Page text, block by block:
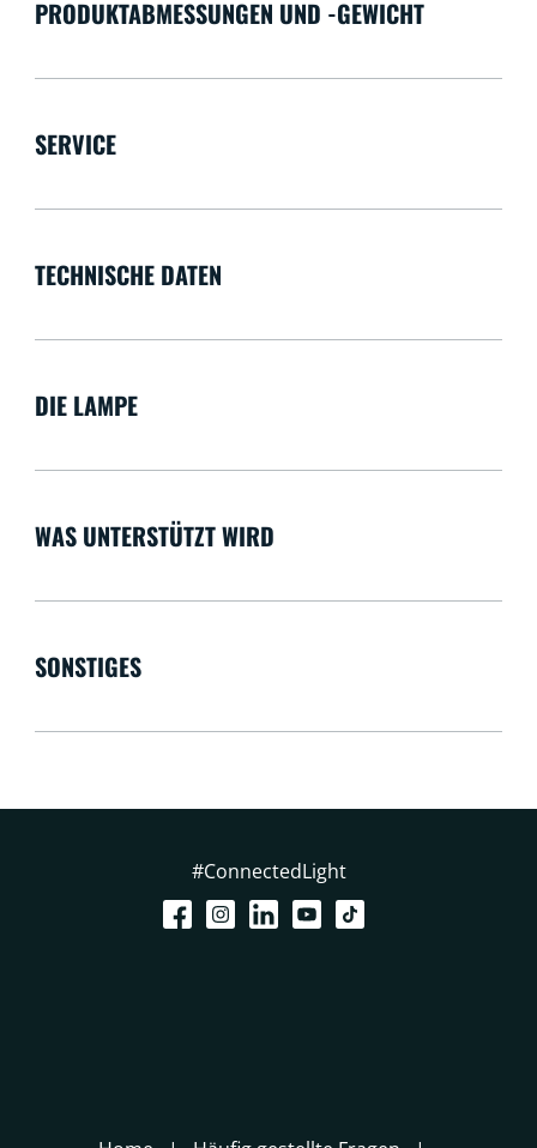
PRODUKTABMESSUNGEN UND -GEWICHT
SERVICE
TECHNISCHE DATEN
DIE LAMPE
WAS UNTERSTÜTZT WIRD
SONSTIGES
#ConnectedLight